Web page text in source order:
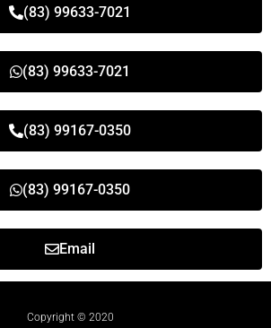
(83) 99633-7021
(83) 99633-7021
(83) 99167-0350
(83) 99167-0350
Email
Copyright © 2020